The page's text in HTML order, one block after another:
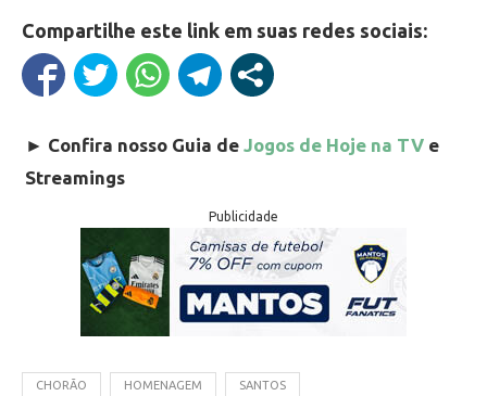
Compartilhe este link em suas redes sociais:
► Confira nosso Guia de Jogos de Hoje na TV e
Streamings
Publicidade
CHORÃO HOMENAGEM SANTOS